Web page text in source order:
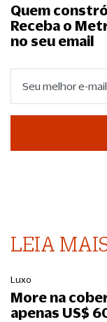
Quem
Receba o
no seu email
LEIA
Luxo
More na
apenas US$